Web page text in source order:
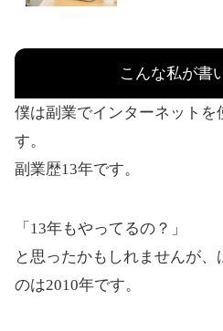
こんな私が書
僕は副業でインターネットを
す。
副業歴13年です。
「13年もやってるの？」
と思ったかもしれませんが
のは2010年です。